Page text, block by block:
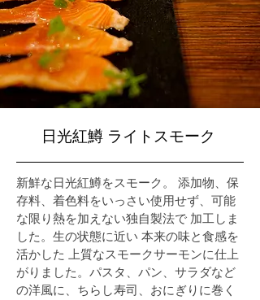
​日光紅鱒 ライトスモーク
新鮮な日光紅鱒をスモーク。 添加物、保
存料、着色料をいっさい使用せず、可能
な限り熱を加えない独自製法で 加工しま
した。生の状態に近い 本来の味と食感を
活かした 上質なスモークサーモンに仕上
がりました。パスタ、パン、サラダなど
の洋風に、ちらし寿司、おにぎりに巻く